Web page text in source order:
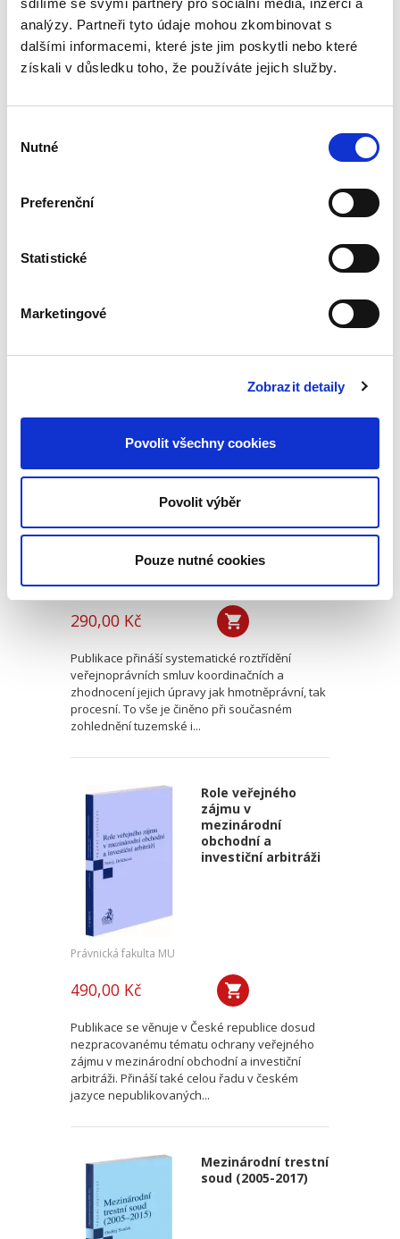
sdílíme se svými partnery pro sociální média, inzerci a
analýzy. Partneři tyto údaje mohou zkombinovat s
dalšími informacemi, které jste jim poskytli nebo které
získali v důsledku toho, že používáte jejich služby.
souhlasu
Nutné
Preferenční
Statistické
Marketingové
Zobrazit detaily
Povolit všechny cookies
Povolit výběr
Pouze nutné cookies
Ochrana slabší
smluvní strany v
zákoníku
490,00 Kč
ochrany slabší smluvní strany. Jde o téma
aktuální především z toho důvodu, že občanský
právě ochranu slabší...
Veřejnoprávní
smlouvy
koordinační
Vojtěch Příkopa
290,00 Kč
Publikace přináší systematické roztřídění
veřejnoprávních smluv koordinačních a
zhodnocení jejich úpravy jak hmotněprávní, tak
procesní. To vše je činěno při současném
zohlednění tuzemské i...
Role veřejného
zájmu v
mezinárodní
obchodní a
investiční arbitráži
Právnická fakulta MU
490,00 Kč
Publikace se věnuje v České republice dosud
nezpracovanému tématu ochrany veřejného
zájmu v mezinárodní obchodní a investiční
arbitráži. Přináší také celou řadu v českém
jazyce nepublikovaných...
Mezinárodní trestní
soud (2005-2017)